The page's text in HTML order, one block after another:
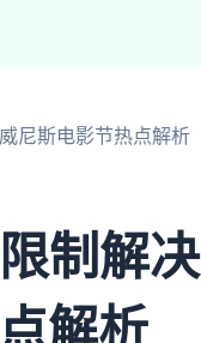
尼斯电影节热点解析
制解决
解析